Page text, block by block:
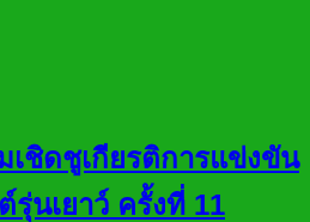
ชิดชูเกียรติการแข่งขัน
นเยาว์ ครั้งที่ 11